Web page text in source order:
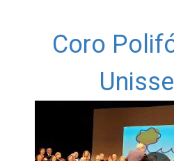
Coro